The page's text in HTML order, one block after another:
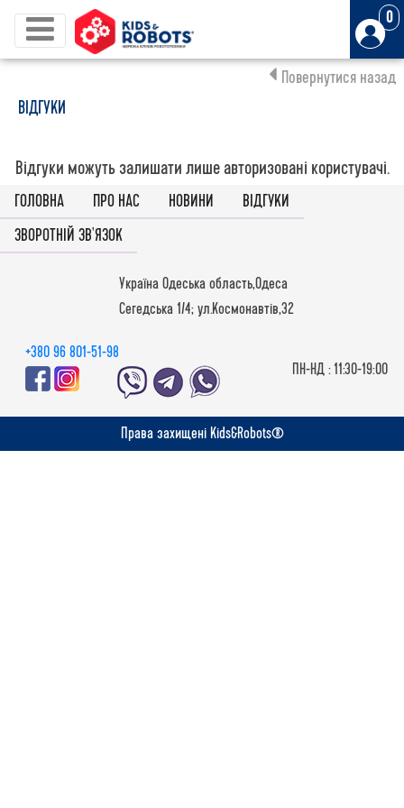
0
Повернутися назад
ВІДГУКИ
Відгуки можуть залишати лише авторизовані користувачі.
ГОЛОВНА ПРО НАС НОВИНИ
ВІДГУКИ
ЗВОРОТНІЙ ЗВ'ЯЗОК
Україна Одеська область,Одеса
Сегедська 1/4; ул.Космонавтів,32
+380 96 801-51-98
ПН-НД : 11:30-19:00
Права захищені Kids&Robots®